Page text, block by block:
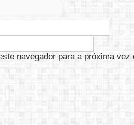
navegador para a próxima vez